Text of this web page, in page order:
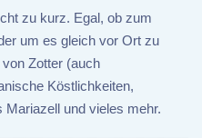
zu kurz. Egal, ob zum
um es gleich vor Ort zu
Zotter (auch
Köstlichkeiten,
und vieles mehr.